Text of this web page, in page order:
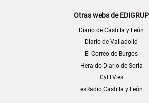
Otras webs de EDIGRUP
Diario de Castilla y León
Diario de Valladolid
El Correo de Burgos
Heraldo-Diario de Soria
CyLTV.es
esRadio Castilla y León